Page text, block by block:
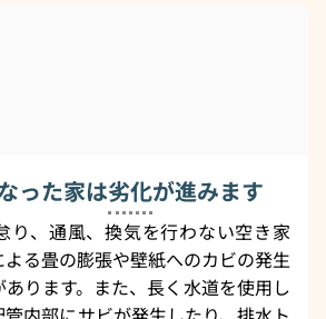
った家は劣化が進みます
り、通風、換気を行わない空き家
る畳の膨張や壁紙へのカビの発生
ります。また、長く水道を使用し